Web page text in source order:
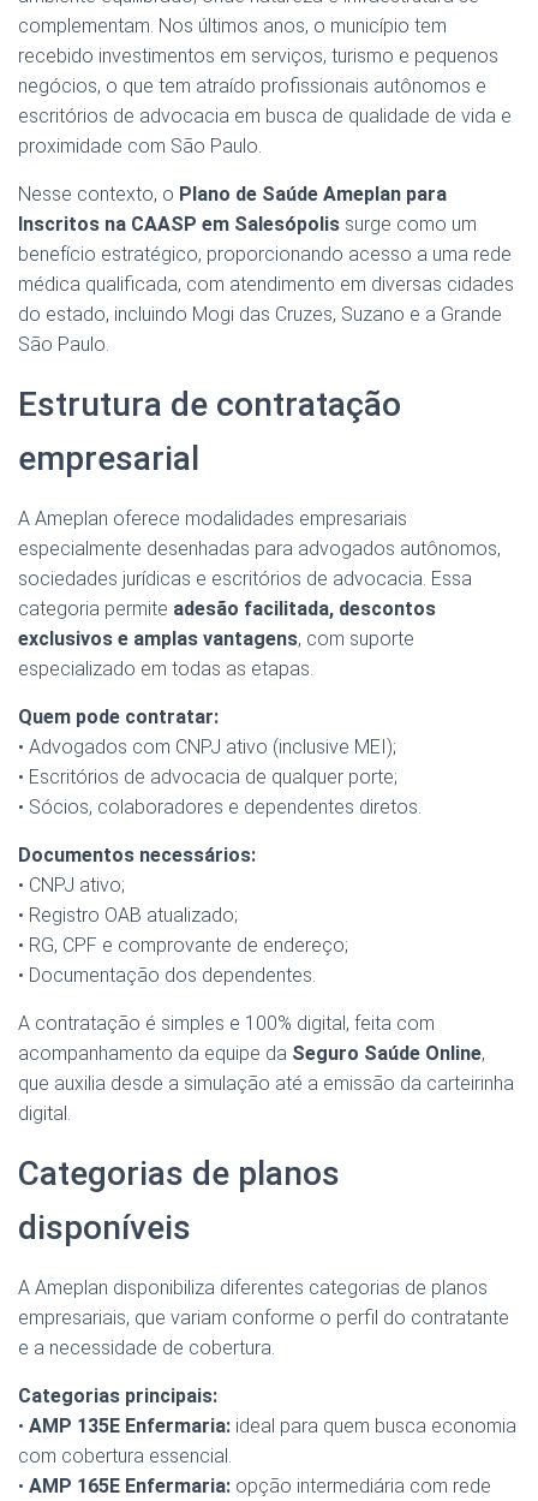
complementam. Nos últimos anos, o município tem
recebido investimentos em serviços, turismo e pequenos
negócios, o que tem atraído profissionais autônomos e
escritórios de advocacia em busca de qualidade de vida e
proximidade com São Paulo.
Nesse contexto, o Plano de Saúde Ameplan para
Inscritos na CAASP em Salesópolis surge como um
benefício estratégico, proporcionando acesso a uma rede
médica qualificada, com atendimento em diversas cidades
do estado, incluindo Mogi das Cruzes, Suzano e a Grande
São Paulo.
Estrutura de contratação
empresarial
A Ameplan oferece modalidades empresariais
especialmente desenhadas para advogados autônomos,
sociedades jurídicas e escritórios de advocacia. Essa
categoria permite adesão facilitada, descontos
exclusivos e amplas vantagens, com suporte
especializado em todas as etapas.
Quem pode contratar:
• Advogados com CNPJ ativo (inclusive MEI);
• Escritórios de advocacia de qualquer porte;
• Sócios, colaboradores e dependentes diretos.
Documentos necessários:
• CNPJ ativo;
• Registro OAB atualizado;
• RG, CPF e comprovante de endereço;
• Documentação dos dependentes.
A contratação é simples e 100% digital, feita com
acompanhamento da equipe da Seguro Saúde Online,
que auxilia desde a simulação até a emissão da carteirinha
digital.
Categorias de planos
disponíveis
A Ameplan disponibiliza diferentes categorias de planos
empresariais, que variam conforme o perfil do contratante
e a necessidade de cobertura.
Categorias principais:
• AMP 135E Enfermaria: ideal para quem busca economia
com cobertura essencial.
• AMP 165E Enfermaria: opção intermediária com rede